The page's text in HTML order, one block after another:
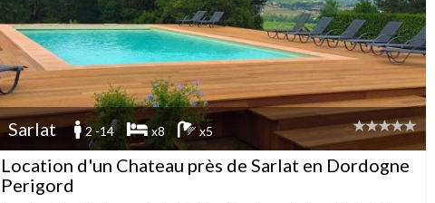
Sarlat 2 -14 x8 x5
Location d'un Chateau près de Sarlat en Dordogne
Perigord